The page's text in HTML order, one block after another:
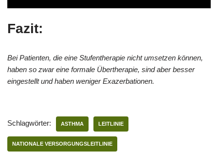
Fazit:
Bei Patienten, die eine Stufentherapie nicht umsetzen können,
haben so zwar eine formale Übertherapie, sind aber besser
eingestellt und haben weniger Exazerbationen.
Schlagwörter: ASTHMA LEITLINIE
NATIONALE VERSORGUNGSLEITLINIE